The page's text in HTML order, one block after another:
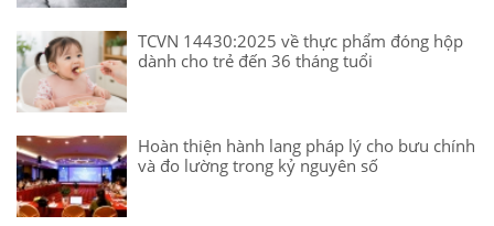
TCVN 14430:2025 về thực phẩm đóng hộp
dành cho trẻ đến 36 tháng tuổi
Hoàn thiện hành lang pháp lý cho bưu chính
và đo lường trong kỷ nguyên số